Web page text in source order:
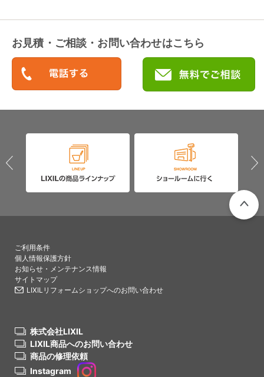
お見積・ご相談・お問い合わせはこちら
ご利用条件
個人情報保護方針
お知らせ・メンテナンス情報
サイトマップ
LIXILリフォームショップへのお問い合わせ
株式会社LIXIL
LIXIL商品へのお問い合わせ
商品の修理依頼
Instagram